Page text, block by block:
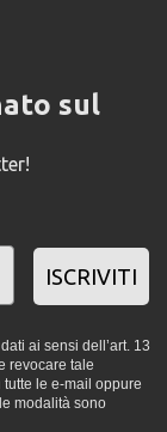
sul
ISCRIVITI
ai sensi dell’art. 13
revocare tale
le e-mail oppure
modalità sono